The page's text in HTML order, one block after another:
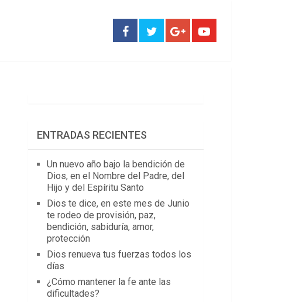
ENTRADAS RECIENTES
Un nuevo año bajo la bendición de
Dios, en el Nombre del Padre, del
Hijo y del Espíritu Santo
Dios te dice, en este mes de Junio
te rodeo de provisión, paz,
bendición, sabiduría, amor,
protección
Dios renueva tus fuerzas todos los
días
¿Cómo mantener la fe ante las
dificultades?